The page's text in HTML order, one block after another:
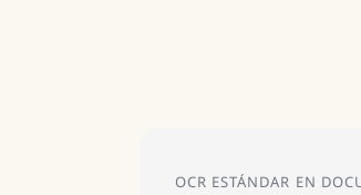
OCR ESTÁNDAR EN